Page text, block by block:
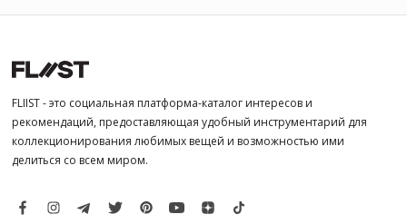
FLIIST - это социальная платформа-каталог интересов и
рекомендаций, предоставляющая удобный инструментарий для
коллекционирования любимых вещей и возможностью ими
делиться со всем миром.